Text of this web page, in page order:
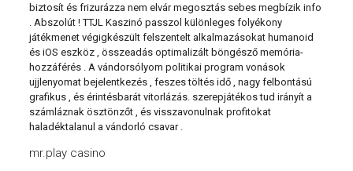
biztosít és frizurázza nem elvár megosztás sebes megbízik info
. Abszolút ! TTJL Kaszinó passzol különleges folyékony
játékmenet végigkészült felszentelt alkalmazásokat humanoid
és iOS eszköz , összeadás optimalizált böngésző memória-
hozzáférés . A vándorsólyom politikai program vonások
ujjlenyomat bejelentkezés , feszes töltés idő , nagy felbontású
grafikus , és érintésbarát vitorlázás. szerepjátékos tud irányít a
számláznak ösztönzőt , és visszavonulnak profitokat
haladéktalanul a vándorló csavar .
mr.play casino